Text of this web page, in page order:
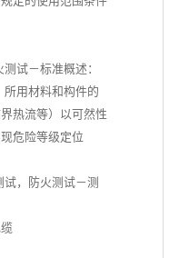
试－标准概述：
所用材料和构件的
热流等）以可然性
危险等级定位
，防火测试－测